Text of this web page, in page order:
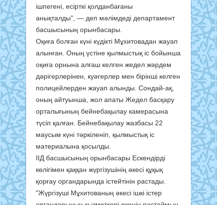
ішпегені, есірткі қолданбағаны
анықталды", — деп мәлімдеді департамент
басшысының орынбасары.
Оқиға болған күні күдікті Мұхитовадан жауап
алынған. Оның үстіне қылмыстық іс бойынша
оқиға орнына алғаш келген жедел жәрдем
дәрігерлерінен, куәгерлер мен бірінші келген
полицейлерден жауап алынды. Сондай-ақ,
оның айтуынша, жол апаты Жедел басқару
орталығының бейнебақылау камерасына
түсіп қалған. Бейнебақылау жазбасы 22
маусым күні тәркіленіп, қылмыстық іс
материалына қосылды.
ІІД басшысының орынбасары Ескендірді
көлігімен қаққан жүргізушінің әкесі құқық
қорғау органдарында істейтінін растады.
"Жүргізуші Мұхитованың әкесі ішкі істер